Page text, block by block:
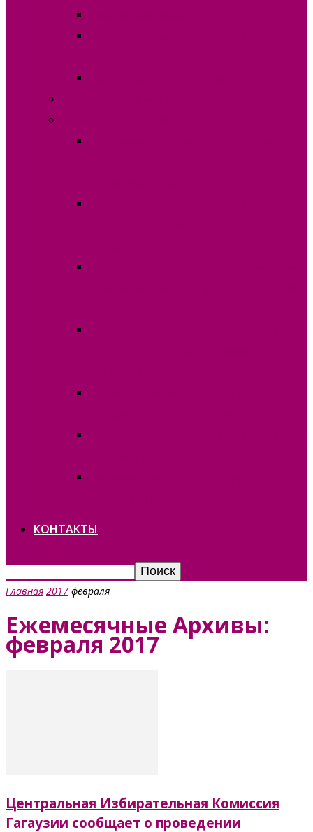
КОНТАКТЫ
Главная 2017 февраля
Ежемесячные Архивы:
февраля 2017
Центральная Избирательная Комиссия
Гагаузии сообщает о проведении